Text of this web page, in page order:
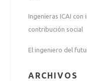
Ingenieras ICAI
contribución social
El ingeniero del
ARCHIVOS